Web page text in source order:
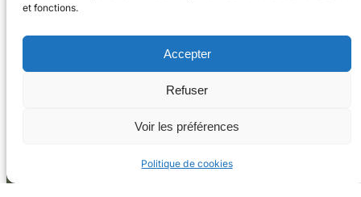
et fonctions.
Accepter
Refuser
Voir les préférences
Politique de cookies
Facebook Instagram
#voyageàvélo